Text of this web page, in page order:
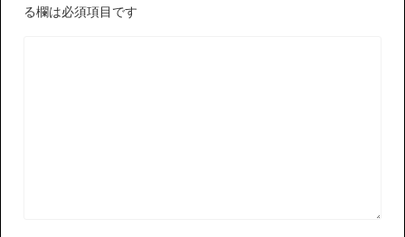
る欄は必須項目です